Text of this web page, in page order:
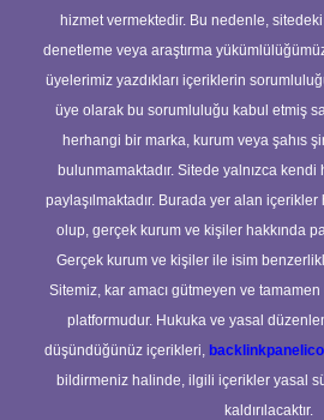
hizmet vermektedir. Bu nedenle,
denetleme veya araştırma
üyelerimiz yazdıkları içeriklerin
üye olarak bu sorumluluğu kabul etmiş
herhangi bir marka, kurum veya şahıs
bulunmamaktadır. Sitede yalnızca kendi
paylaşılmaktadır. Burada yer alan
olup, gerçek kurum ve kişiler hakkında
Gerçek kurum ve kişiler ile isim
Sitemiz, kar amacı gütmeyen ve
platformudur. Hukuka ve yasal
düşündüğünüz içerikleri,
bildirmeniz halinde, ilgili içerikler yasal
kaldırılacaktır.